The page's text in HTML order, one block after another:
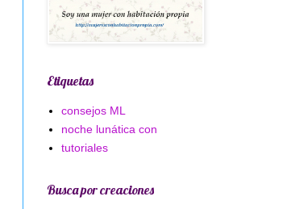
Etiquetas
consejos ML
noche lunática con
tutoriales
Busca por creaciones